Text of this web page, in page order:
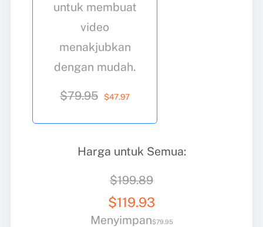
untuk membuat
video
menakjubkan
dengan mudah.
$79.95 $47.97
Harga untuk Semua:
$199.89
$119.93
Menyimpan$79.95